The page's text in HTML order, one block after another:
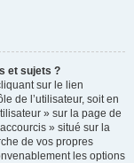
et sujets ?
sur le lien
de l’utilisateur, soit en
» sur la page de
» situé sur la
de vos propres
les options